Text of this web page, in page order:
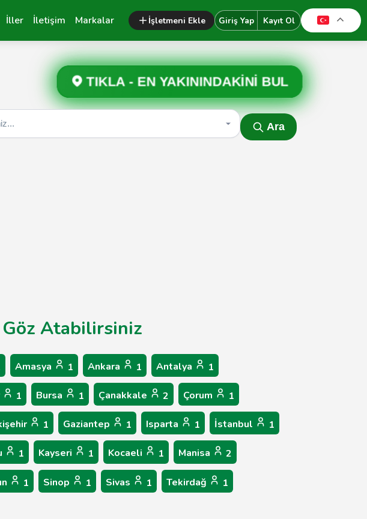
İller İletişim Markalar İşletmeni Ekle Giriş Yap Kayıt Ol
TIKLA -EN YAKININDAKİNİ BUL
Ara
Göz Atabilirsiniz
Amasya 1 Ankara 1 Antalya 1
1 Bursa 1 Çanakkale 2 Çorum 1
1 Gaziantep 1 Isparta 1 İstanbul 1
1 Kayseri 1 Kocaeli 1 Manisa 2
1 Sinop 1 Sivas 1 Tekirdağ 1